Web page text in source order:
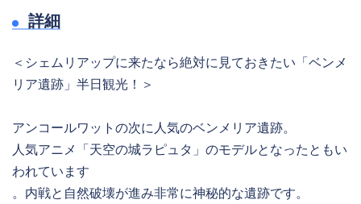
詳細
＜シェムリアップに来たなら絶対に見ておきたい「ベンメ
リア遺跡」半日観光！＞
アンコールワットの次に人気のベンメリア遺跡。
人気アニメ「天空の城ラピュタ」のモデルとなったともい
われています
。内戦と自然破壊が進み非常に神秘的な遺跡です。